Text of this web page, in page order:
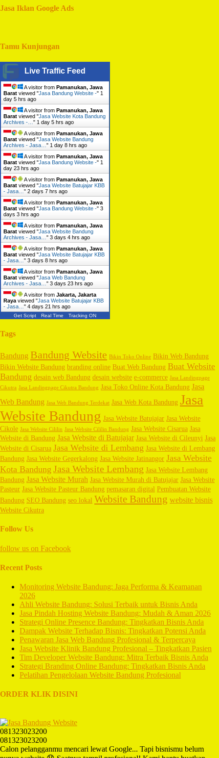
Jasa Iklan Google Ads
Tamu Kunjungan
Live Traffic Feed
A visitor from Pamanukan, Jawa
Barat viewed "Jasa Bandung Website -" 1
day 5 hrs ago
A visitor from Pamanukan, Jawa
Barat viewed "Jasa Website Kota Bandung
Archives -… " 1 day 5 hrs ago
A visitor from Pamanukan, Jawa
Barat viewed "Jasa Website Bandung
Archives - Jasa… " 1 day 8 hrs ago
A visitor from Pamanukan, Jawa
Barat viewed "Jasa Bandung Website -" 1
day 23 hrs ago
A visitor from Pamanukan, Jawa
Barat viewed "Jasa Website Batujajar KBB
- Jasa… " 2 days 7 hrs ago
A visitor from Pamanukan, Jawa
Barat viewed "Jasa Bandung Website -" 3
days 3 hrs ago
A visitor from Pamanukan, Jawa
Barat viewed "Jasa Website Bandung
Archives - Jasa… " 3 days 4 hrs ago
A visitor from Pamanukan, Jawa
Barat viewed "Jasa Website Batujajar KBB
- Jasa… " 3 days 8 hrs ago
A visitor from Pamanukan, Jawa
Barat viewed "Jasa Web Bandung
Archives - Jasa… " 3 days 23 hrs ago
A visitor from Jakarta, Jakarta
Raya viewed "Jasa Website Batujajar KBB
- Jasa… " 4 days 21 hrs ago
Get Script Real Time Tracking ON
Tags
Bandung Bandung Website Bikin Toko Online Bikin Web Bandung
Bikin Website Bandung branding online Buat Web Bandung Buat Website
Bandung desain web Bandung desain website e-commerce Jasa Landingpage
Cikutra Jasa Landingpage Cikutra Bandung Jasa Toko Online Kota Bandung Jasa
Web Bandung Jasa Web Bandung Terdekat Jasa Web Kota Bandung Jasa
Website Bandung Jasa Website Batujajar Jasa Website
Cikole Jasa Website Cililin Jasa Website Cililin Bandung Jasa Website Cisarua Jasa
Website di Bandung Jasa Website di Batujajar Jasa Website di Cileunyi Jasa
Website di Cisarua Jasa Website di Lembang Jasa Website di Lembang
Bandung Jasa Website Gegerkalong Jasa Website Jatinangor Jasa Website
Kota Bandung Jasa Website Lembang Jasa Website Lembang
Bandung Jasa Website Murah Jasa Website Murah di Batujajar Jasa Website
Pasteur Jasa Website Pasteur Bandung pemasaran digital Pembuatan Website
Bandung SEO Bandung seo lokal Website Bandung website bisnis
Website Cikutra
Follow Us
follow us on Facebook
Recent Posts
Monitoring Website Bandung: Jaga Performa & Keamanan
2026
Ahli Website Bandung: Solusi Terbaik untuk Bisnis Anda
Jasa Pindah Hosting Website Bandung: Mudah & Aman 2026
Strategi Online Presence Bandung: Tingkatkan Bisnis Anda
Dampak Website Terhadap Bisnis: Tingkatkan Potensi Anda
Penawaran Jasa Web Bandung Profesional & Terpercaya
Jasa Website Klinik Bandung Profesional – Tingkatkan Pasien
Tim Developer Website Bandung: Mitra Terbaik Bisnis Anda
Strategi Branding Online Bandung: Tingkatkan Bisnis Anda
Pelatihan Pengelolaan Website Bandung Profesional
ORDER KLIK DISINI
081323023200
081323023200
Calon pelangganmu mencari lewat Google... Tapi bisnismu belum